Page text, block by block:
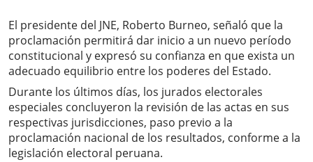
El presidente del JNE, Roberto Burneo, señaló que la
proclamación permitirá dar inicio a un nuevo período
constitucional y expresó su confianza en que exista un
adecuado equilibrio entre los poderes del Estado.
Durante los últimos días, los jurados electorales
especiales concluyeron la revisión de las actas en sus
respectivas jurisdicciones, paso previo a la
proclamación nacional de los resultados, conforme a la
legislación electoral peruana.